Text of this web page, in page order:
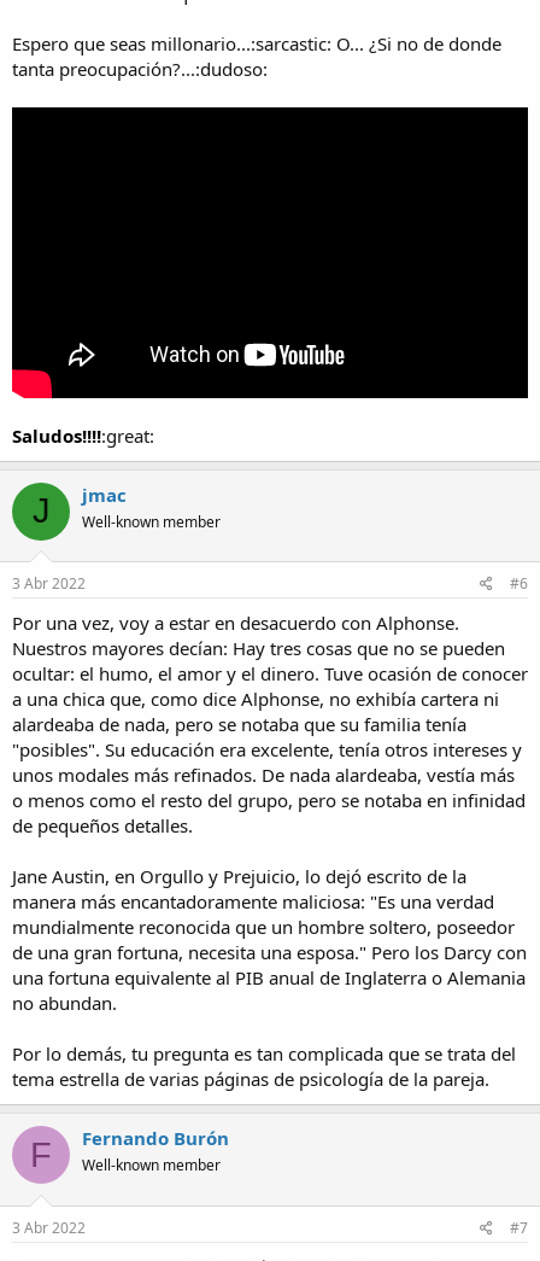
Espero que seas millonario...:sarcastic: O... ¿Si no de donde
tanta preocupación?...:dudoso:
Saludos!!!!:great:
J jmac
Well-known member
3 Abr 2022 #6
Por una vez, voy a estar en desacuerdo con Alphonse.
Nuestros mayores decían: Hay tres cosas que no se pueden
ocultar: el humo, el amor y el dinero. Tuve ocasión de conocer
a una chica que, como dice Alphonse, no exhibía cartera ni
alardeaba de nada, pero se notaba que su familia tenía
"posibles". Su educación era excelente, tenía otros intereses y
unos modales más refinados. De nada alardeaba, vestía más
o menos como el resto del grupo, pero se notaba en infinidad
de pequeños detalles.
Jane Austin, en Orgullo y Prejuicio, lo dejó escrito de la
manera más encantadoramente maliciosa: "Es una verdad
mundialmente reconocida que un hombre soltero, poseedor
de una gran fortuna, necesita una esposa." Pero los Darcy con
una fortuna equivalente al PIB anual de Inglaterra o Alemania
no abundan.
Por lo demás, tu pregunta es tan complicada que se trata del
tema estrella de varias páginas de psicología de la pareja.
F Fernando Burón
Well-known member
3 Abr 2022 #7